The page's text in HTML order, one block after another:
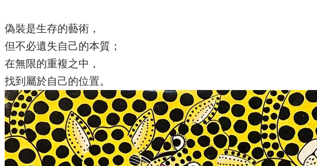
偽裝是生存的藝術，
但不必遺失自己的本質；
在無限的重複之中，
找到屬於自己的位置。